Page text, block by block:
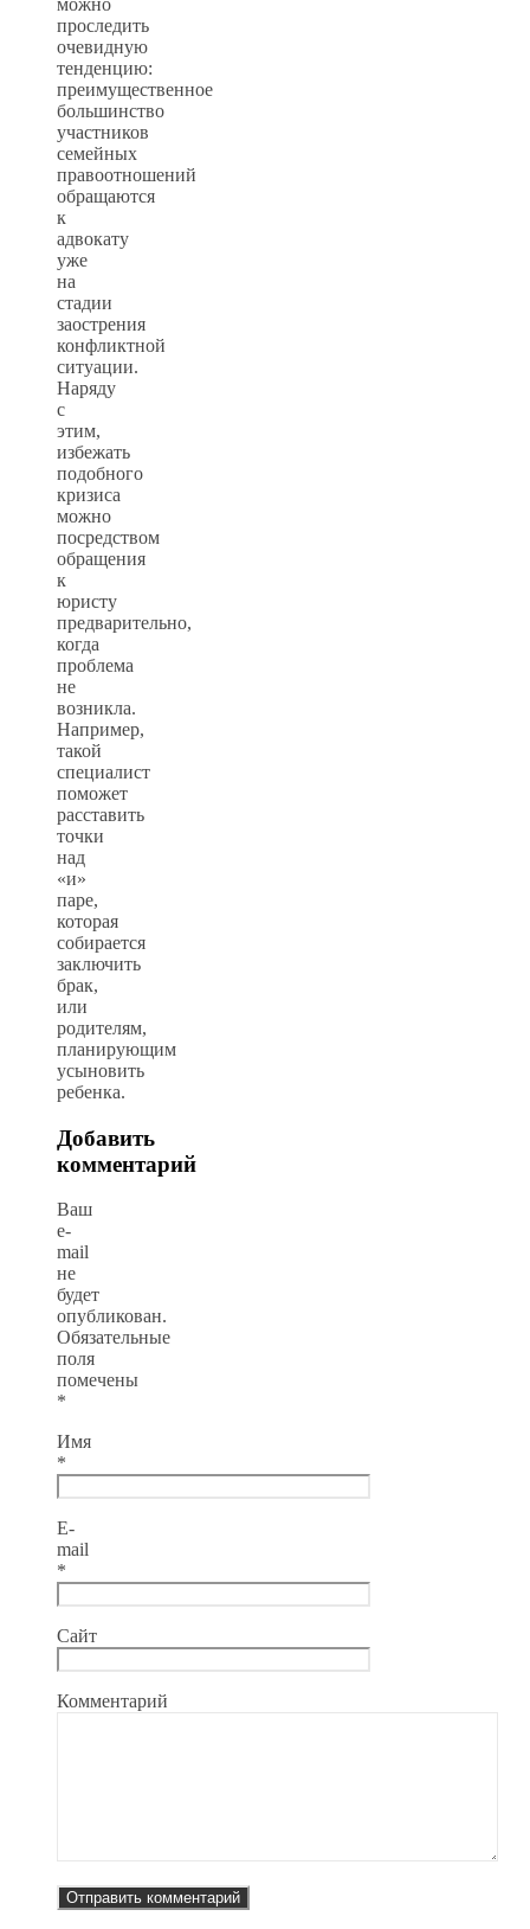
проследить
очевидную
тенденцию:
преимущественное
большинство
участников
семейных
правоотношений
обращаются
к
адвокату
уже
на
стадии
заострения
конфликтной
ситуации.
Наряду
с
этим,
избежать
подобного
кризиса
можно
посредством
обращения
к
юристу
предварительно,
когда
проблема
не
возникла.
Например,
такой
специалист
поможет
расставить
точки
над
«и»
паре,
которая
собирается
заключить
брак,
или
родителям,
планирующим
усыновить
ребенка.
Добавить
комментарий
Ваш
e-
mail
не
будет
опубликован.
Обязательные
поля
помечены
*
Имя
*
E-
mail
*
Сайт
Комментарий